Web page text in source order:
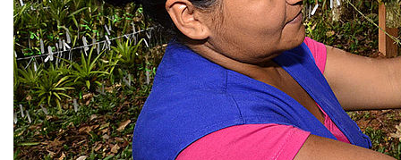
funcionamiento